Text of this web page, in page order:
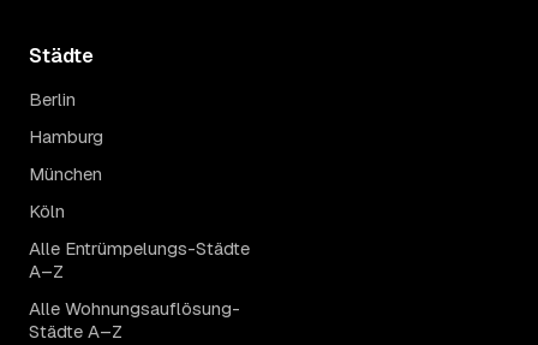
Städte
Berlin
Hamburg
München
Köln
Alle Entrümpelungs-Städte
A–Z
Alle Wohnungsauflösung-
Städte A–Z